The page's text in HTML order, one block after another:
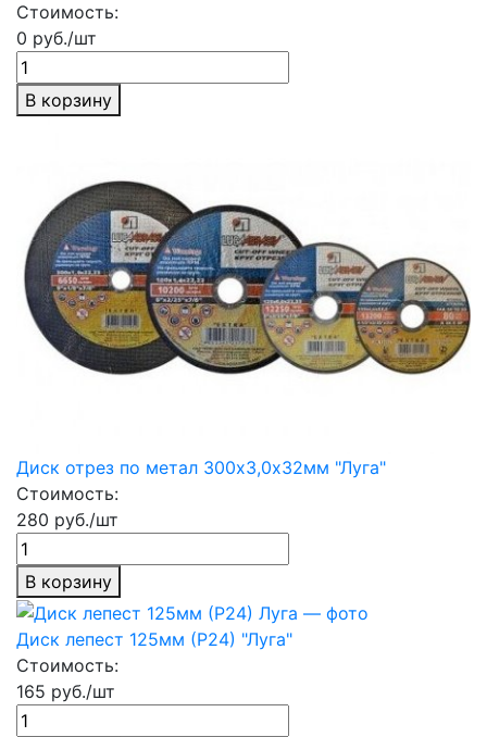
Стоимость:
0 руб./шт
В корзину
Диск отрез по метал 300х3,0х32мм "Луга"
Стоимость:
280 руб./шт
В корзину
Диск лепест 125мм (Р24) "Луга"
Стоимость:
165 руб./шт